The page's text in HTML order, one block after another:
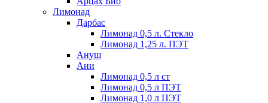
Лимонад
Дарбас
Лимонад 0,5 л. Стекло
Лимонад 1,25 л. ПЭТ
Ануш
Ани
Лимонад 0,5 л ст
Лимонад 0,5 л ПЭТ
Лимонад 1,0 л ПЭТ